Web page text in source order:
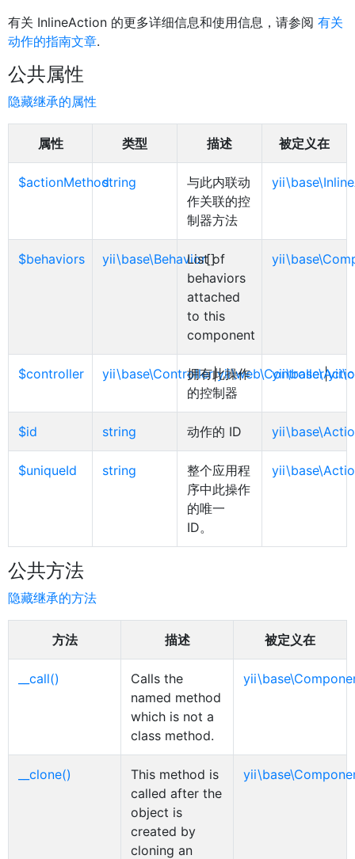
有关 InlineAction 的更多详细信息和使用信息，请参阅 有关
动作的指南文章.
公共属性
隐藏继承的属性
属性 类型 描述 被定义在
$actionMethodstring
与此内联动
作关联的控
制器方法
$behaviors yii\base\Behavior[]
List of
behaviors
attached
to this
component
$controller yii\base\Controller|yii\web\Controller|
拥有此操作
的控制器
$id string 动作的 ID
$uniqueId string
整个应用程
序中此操作
的唯一
ID。
公共方法
隐藏继承的方法
方法 描述 被定义在
__call()
Calls the
named method
which is not a
class method.
__clone()
This method is
called after the
object is
created by
cloning an